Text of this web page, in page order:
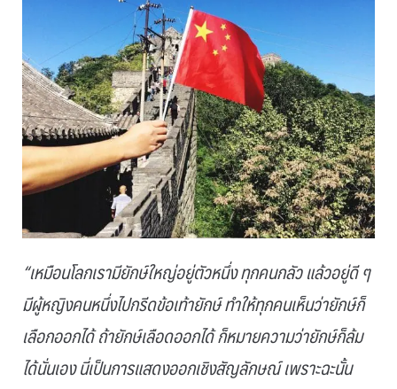
“เหมือนโลกเรามียักษ์ใหญ่อยู่ตัวหนึ่ง ทุกคนกลัว แล้วอยู่ดี ๆ
มีผู้หญิงคนหนึ่งไปกรีดข้อเท้ายักษ์ ทำให้ทุกคนเห็นว่ายักษ์ก็
เลือกออกได้ ถ้ายักษ์เลือดออกได้ ก็หมายความว่ายักษ์ก็ล้ม
ได้นั่นเอง นี่เป็นการแสดงออกเชิงสัญลักษณ์ เพราะฉะนั้น